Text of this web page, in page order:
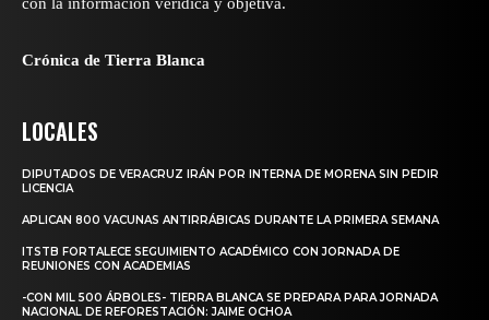
Crónica de Tierra Blanca
LOCALES
DIPUTADOS DE VERACRUZ IRÁN POR INTERNA DE MORENA SIN PEDIR
LICENCIA
APLICAN 800 VACUNAS ANTIRRÁBICAS DURANTE LA PRIMERA SEMANA
ITSTB FORTALECE SEGUIMIENTO ACADÉMICO CON JORNADA DE
REUNIONES CON ACADEMIAS
-CON MIL 500 ÁRBOLES- TIERRA BLANCA SE PREPARA PARA JORNADA
NACIONAL DE REFORESTACIÓN: JAIME OCHOA